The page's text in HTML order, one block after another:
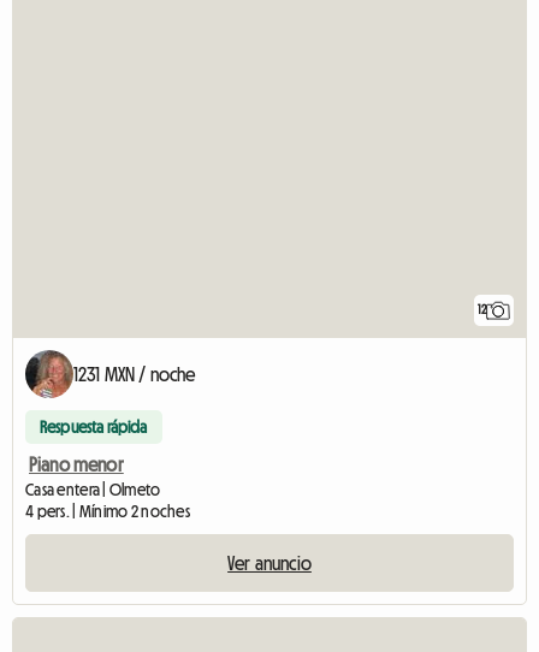
12
1231 MXN / noche
Respuesta rápida
Piano menor
Casa entera | Olmeto
4 pers. | Mínimo 2 noches
Ver anuncio